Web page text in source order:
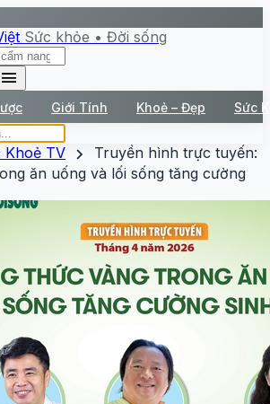
Sức khỏe • Đời sống
menu
Giới Tính Khoẻ – Đẹp Sức
Khoẻ TV chevron_right
Truyền hình trực tuyến:
ăn uống và lối sống tăng cường